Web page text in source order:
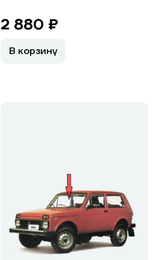
2 880 ₽
В корзину